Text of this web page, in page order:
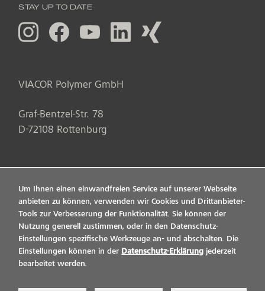
VIACOR Polymer GmbH
Graf-Bentzel-Str. 78
D-72108 Rottenburg
STAY UP TO DATE
Um Ihnen einen einwandfreien Service auf unserer Webseite
anbieten zu können, verwenden wir Cookies und Drittanbieter-
Tools zur Verbesserung der Funktionalität. Sie können der
Nutzung generell zustimmen, oder in den Datenschutz-
Einstellungen spezifische Werkzeuge an- und abschalten. Die
Einstellungen können in der Datenschutz-Erklärung jederzeit
bearbeitet werden.